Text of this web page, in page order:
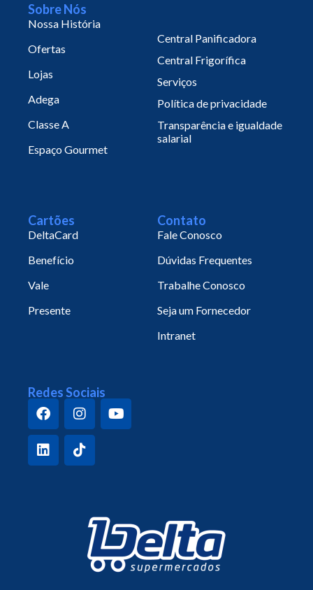
Sobre Nós
Nossa História
Ofertas
Lojas
Adega
Classe A
Espaço Gourmet
Central Panificadora
Central Frigorífica
Serviços
Política de privacidade
Transparência e igualdade
salarial
Cartões
DeltaCard
Benefício
Vale
Presente
Contato
Fale Conosco
Dúvidas Frequentes
Trabalhe Conosco
Seja um Fornecedor
Intranet
Redes Sociais